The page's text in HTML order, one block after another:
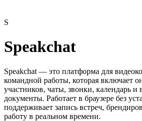
S
Speakchat
Speakchat — это платформа для
командной работы, которая включает
участников, чаты, звонки, календарь
документы. Работает в браузере без
поддерживает запись встреч,
работу в реальном времени.